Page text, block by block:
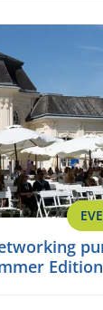
Edition